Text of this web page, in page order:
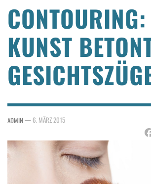
KUNST
ADMIN — 6. MÄRZ 2015